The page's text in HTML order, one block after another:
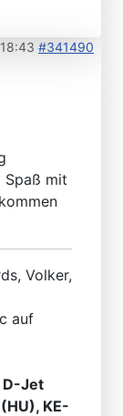
#341490
Spaß mit
Volker,
auf
D-Jet
KE-